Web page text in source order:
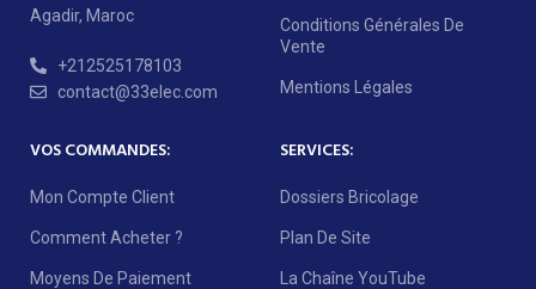
Agadir, Maroc
+212525178103
contact@33elec.com
Conditions Générales De
Vente
Mentions Légales
VOS COMMANDES:
Mon Compte Client
Comment Acheter ?
Moyens De Paiement
SERVICES:
Dossiers Bricolage
Plan De Site
La Chaîne YouTube